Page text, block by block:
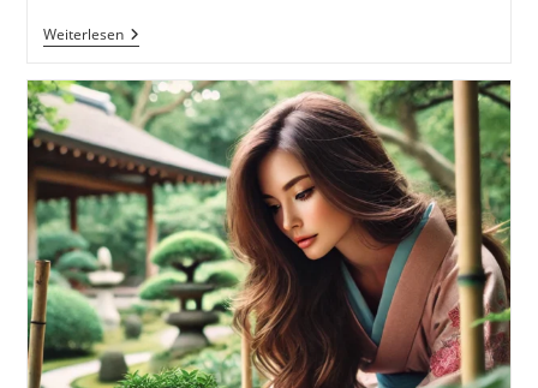
WeiterlesenErst
Ist
Schwer,
Dann
Wird
Es
Einfach:
Der
Weg
Zur
Meisterschaft
Durch
Übung
Und
Erfahrung